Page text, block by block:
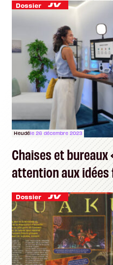
Dossier
Heudéle 26 décembre 2023
Chaises et
attention aux idées
Dossier